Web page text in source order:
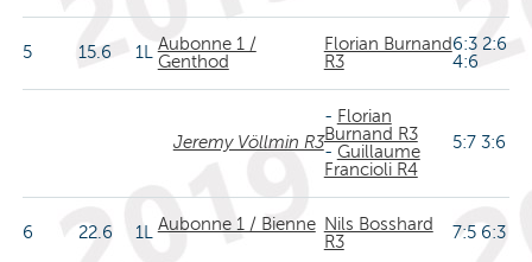
5 15.6 1LAubonne 1 /
Genthod
Florian Burnand
R3
6:3 2:6
4:6
Jeremy Völlmin R3
- Florian
Burnand R3
- Guillaume
Francioli R4
5:7 3:6
6 22.6 1LAubonne 1 / Bienne Nils Bosshard
R3
7:5 6:3